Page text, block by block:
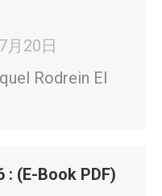
月20日
Rodrein El
: (E-Book PDF)